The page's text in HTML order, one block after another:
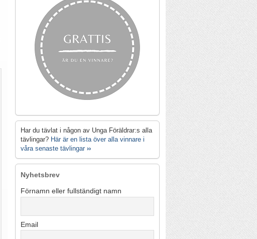
Har du tävlat i någon av Unga Föräldrar:s alla
tävlingar? Här är en lista över alla vinnare i
våra senaste tävlingar ››
Nyhetsbrev
Förnamn eller fullständigt namn
Email